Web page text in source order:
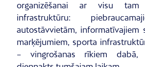
organizēšanai ar visu tam
infrastruktūru:
autostāvvietām, informatīvajiem
marķējumiem, sporta
– vingrošanas rīkiem dabā,